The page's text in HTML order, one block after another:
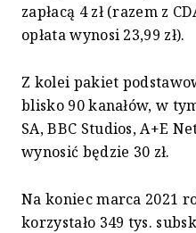
zapłacą 4 zł (razem z
opłata wynosi 23,99 zł).
Z kolei pakiet
blisko 90 kanałów, w
SA, BBC Studios, A+E
wynosić będzie 30 zł.
Na koniec marca 2021
korzystało 349 tys.